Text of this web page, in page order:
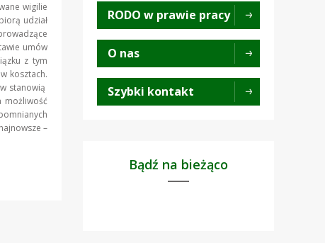
wigilie
udział
umów
z tym
kosztach.
stanowią
możliwość
–
RODO w prawie pracy
O nas
Szybki kontakt
Bądź na bieżąco